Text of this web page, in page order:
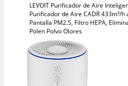
LEVOIT Purificador de Aire
Purificador de Aire CADR 433m³/h
Pantalla PM2.5, Filtro HEPA,
Polen Polvo Olores